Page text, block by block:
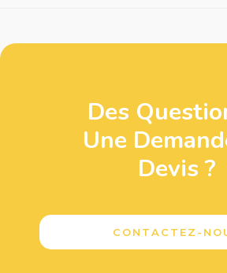
Des
Une
Devis ?
CONTACTEZ-